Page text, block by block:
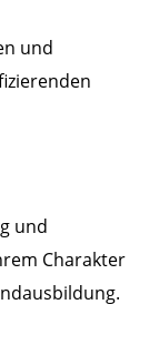
und
und
Charakter